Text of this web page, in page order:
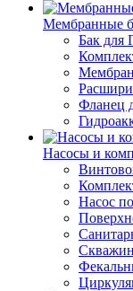
Мембранные
Бак для
Фланец
Насосы и
Насос